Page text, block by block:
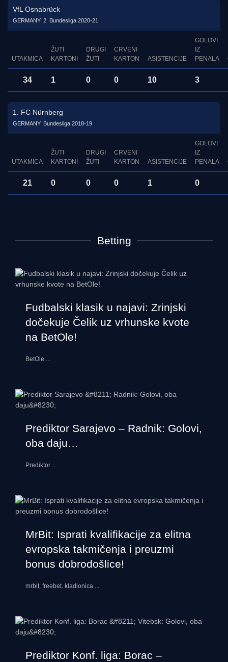
VfL Osnabrück
GERMANY: 2. Bundesliga 2020-21
UTAKMICA
ŽUTI
KARTONI
DRUGI
ŽUTI
CRVENI
KARTON
ASISTENCIJE
GOLOVI
IZ
PENALA
34 1 0 0 10 3
1. FC Nürnberg
GERMANY: Bundesliga 2018-19
UTAKMICA
ŽUTI
KARTONI
DRUGI
ŽUTI
CRVENI
KARTON
ASISTENCIJE
GOLOVI
IZ
PENALA
21 0 0 0 1 0
Betting
Fudbalski klasik u najavi: Zrinjski
dočekuje Čelik uz vrhunske kvote
na BetOle!
BetOle ...
Prediktor Sarajevo – Radnik: Golovi,
oba daju…
Prediktor ...
MrBit: Isprati kvalifikacije za elitna
evropska takmičenja i preuzmi
bonus dobrodošlice!
mrbit, freebet. kladionica ...
Prediktor Konf. liga: Borac –